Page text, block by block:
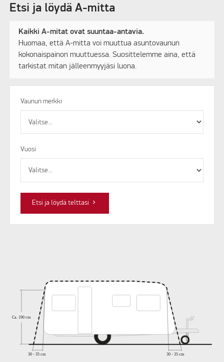
Etsi ja löydä A-mitta
Kaikki A-mitat ovat suuntaa-antavia.
Huomaa, että A-mitta voi muuttua asuntovaunun
kokonaispainon muuttuessa. Suosittelemme aina, että
tarkistat mitan jälleenmyyjäsi luona.
Vaunun merkki
Vuosi
Etsi ja löydä telttasi keyboard_arrow_right